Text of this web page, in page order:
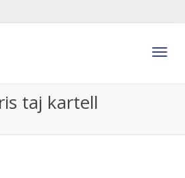
taj kartell